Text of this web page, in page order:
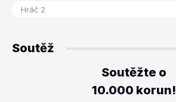
Soutěž
Soutěžte o
10.000 korun!